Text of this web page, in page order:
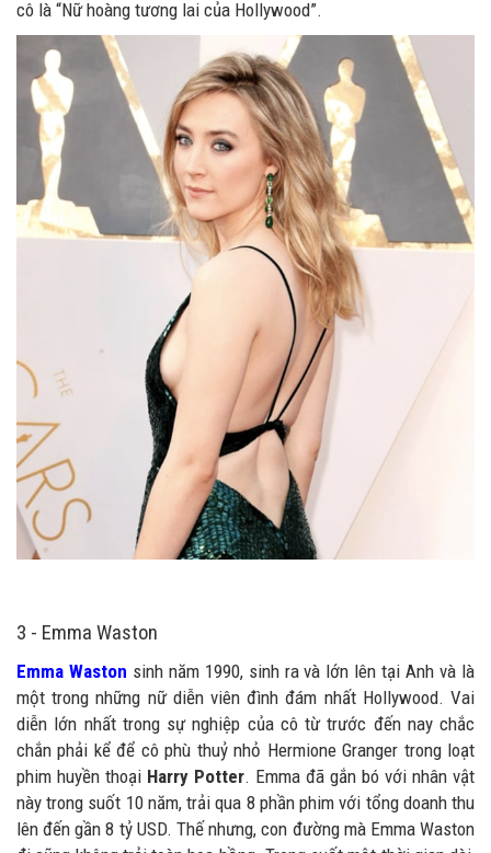
cô là “Nữ hoàng tương lai của Hollywood”.
3 - Emma Waston
Emma Waston sinh năm 1990, sinh ra và lớn lên tại Anh và là
một trong những nữ diễn viên đình đám nhất Hollywood. Vai
diễn lớn nhất trong sự nghiệp của cô từ trước đến nay chắc
chắn phải kể để cô phù thuỷ nhỏ Hermione Granger trong loạt
phim huyền thoại Harry Potter. Emma đã gắn bó với nhân vật
này trong suốt 10 năm, trải qua 8 phần phim với tổng doanh thu
lên đến gần 8 tỷ USD. Thế nhưng, con đường mà Emma Waston